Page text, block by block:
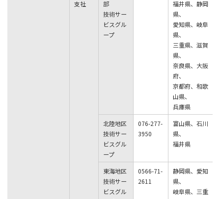
支社
部
技術サー
ビスグル
ープ
福井県、静岡
県、
愛知県、岐阜
県、
三重県、滋賀
県、
奈良県、大阪
府、
京都府、和歌
山県、
兵庫県
北陸地区
技術サー
ビスグル
ープ
076-277-
3950
富山県、石川
県、
福井県
東海地区
技術サー
ビスグル
0566-71-
2611
静岡県、愛知
県、
岐阜県、三重